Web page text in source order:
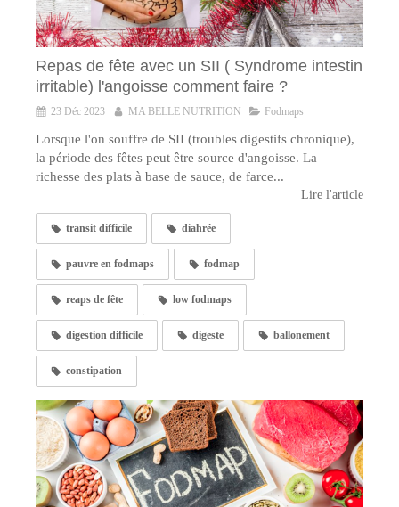
Repas de fête avec un SII ( Syndrome intestin
irritable) l'angoisse comment faire ?
23 Déc 2023 MA BELLE NUTRITION Fodmaps
Lorsque l'on souffre de SII (troubles digestifs chronique),
la période des fêtes peut être source d'angoisse. La
richesse des plats à base de sauce, de farce...
Lire l'article
transit difficile diahrée
pauvre en fodmaps fodmap
reaps de fête low fodmaps
digestion difficile digeste ballonement
constipation